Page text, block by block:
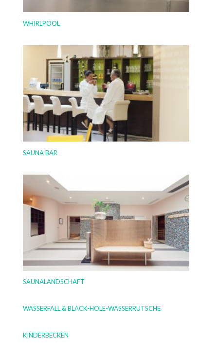
WHIRLPOOL
SAUNA BAR
SAUNALANDSCHAFT
WASSERFALL & BLACK-HOLE-WASSERRUTSCHE
KINDERBECKEN